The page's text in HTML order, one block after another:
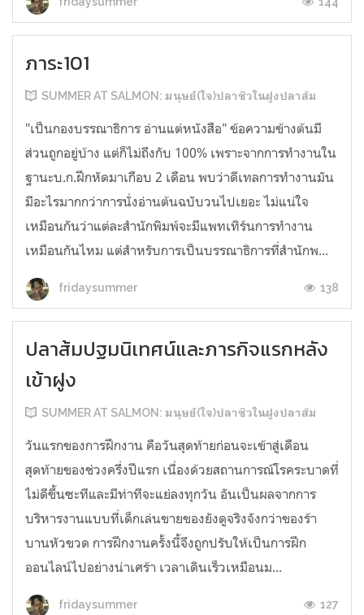
ภาระ101
SUMMER AT SALMON: มนุษย์(ใจ)ปลาซิวในฝูงปลาส้ม
"เป็นกองบรรณาธิการ อ่านแต่หนังสือ" ข้อความข้างต้นมี
ส่วนถูกอยู่บ้าง แต่ก็ไม่ถึงกับ 100% เพราะจากการทำงานใน
ฐานะบ.ก.ฝึกหัดมาเกือบ 2 เดือน พบว่าดีเทลการทำงานมัน
มีอะไรมากกว่าการนั่งอ่านต้นฉบับวนไปเยอะ ไม่แน่ใจ
เหมือนกันว่าแต่ละสำนักพิมพ์จะมีแพทเทิร์นการทำงาน
เหมือนกันไหม แต่สำหรับการเป็นบรรณาธิการที่สำนักพ...
fridaysummer 138
ปลาส้มปฐมนิเทศน์และภารกิจแรกหลัง
เข้าฝูง
SUMMER AT SALMON: มนุษย์(ใจ)ปลาซิวในฝูงปลาส้ม
วันแรกของการฝึกงาน คือวันสุดท้ายก่อนจะเข้าสู่เดือน
สุดท้ายของช่วงครึ่งปีแรก เนื่องด้วยสถานการณ์โรคระบาดที่
ไม่ดีขึ้นซะทีและมีท่าทีจะแย่ลงทุกวัน อันเป็นผลจากการ
บริหารงานแบบที่เด็กเล่นขายของยังดูจริงจังกว่าของร้า
บานหัวขวด การฝึกงานครั้งนี้จึงถูกปรับให้เป็นการฝึก
ออนไลน์ไปอย่างน่าเศร้า เวลาเดินเร็วเหมือนม...
fridaysummer 127